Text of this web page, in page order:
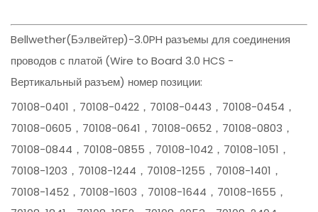
Bellwether(Бэлвейтер)-3.0PH разъемы для соединения
проводов с платой (Wire to Board 3.0 HCS -
Вертикальный разъем) номер позиции:
70108-0401，70108-0422，70108-0443，70108-0454，
70108-0605，70108-0641，70108-0652，70108-0803，
70108-0844，70108-0855，70108-1042，70108-1051，
70108-1203，70108-1244，70108-1255，70108-1401，
70108-1452，70108-1603，70108-1644，70108-1655，